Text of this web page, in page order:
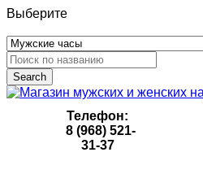
Выберите
Search
Телефон:
8 (968) 521-
31-37